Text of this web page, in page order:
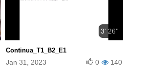
3' 26''
Continua_T1_B2_E1
Jan 31, 2023 140
0